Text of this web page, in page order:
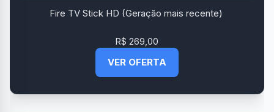
Fire TV Stick HD (Geração mais recente)
R$ 269,00
VER OFERTA